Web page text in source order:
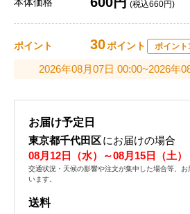
(税込660円)
ポイント 30ポイント ポイント
2026年08月07日 00:00~2026年
お届け予定日
東京都千代田区にお届けの場合
08月12日（水）～08月15日（土）
交通状況・天候の影響や注文が集中した場合等、
います。
送料